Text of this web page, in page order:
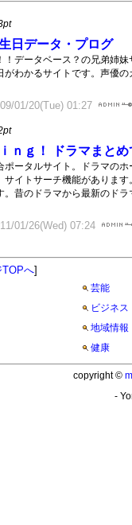
日データ・プログ
！データベース？の兄弟姉
がわかるサイトです。声優
01/20(Tue) 01:27
ｎｇ！ ドラマまと
ポータルサイト。ドラマの
サイトサーチ機能がありま
。昔のドラマから最新のド
01/26(Wed) 07:24
TOPへ]
芸能
ビジネス
地域情報
健康
copyright ©
-